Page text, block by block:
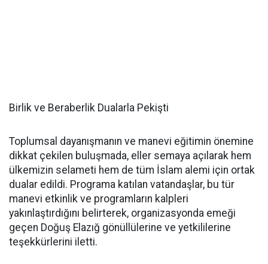
Birlik ve Beraberlik Dualarla Pekişti
Toplumsal dayanışmanın ve manevi eğitimin önemine
dikkat çekilen buluşmada, eller semaya açılarak hem
ülkemizin selameti hem de tüm İslam alemi için ortak
dualar edildi. Programa katılan vatandaşlar, bu tür
manevi etkinlik ve programların kalpleri
yakınlaştırdığını belirterek, organizasyonda emeği
geçen Doğuş Elazığ gönüllülerine ve yetkililerine
teşekkürlerini iletti.